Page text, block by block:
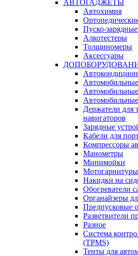
АВТОГАДЖЕТЫ
Автохимия
Пуско-
Алкотестеры
Толщиномеры
Аксессуары
Держатели для
навигаторов
Зарядные
Кабели для
Компрессоры
Манометры
Минимойки
Мотогарнитуры
Накидки на
Обогреватели
Органайзеры
Предпусковые
Разветвители
Разное
Система
(TPMS)
Тенты для